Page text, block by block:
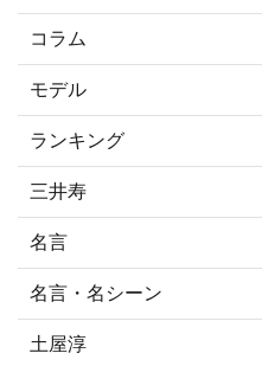
コラム
モデル
ランキング
三井寿
名言
名言・名シーン
土屋淳